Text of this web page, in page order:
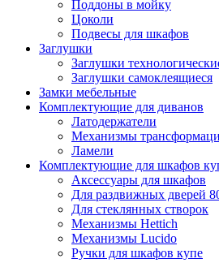
Поддоны в мойку
Цоколи
Подвесы для шкафов
Заглушки
Заглушки
Заглушки самоклеящиеся
Замки мебельные
Комплектующие для диванов
Латодержатели
Механизмы
Ламели
Комплектующие для шкафов
Аксессуары для шкафов
Для раздвижных дверей
Для стеклянных створок
Механизмы Hettich
Механизмы Lucido
Ручки для шкафов купе